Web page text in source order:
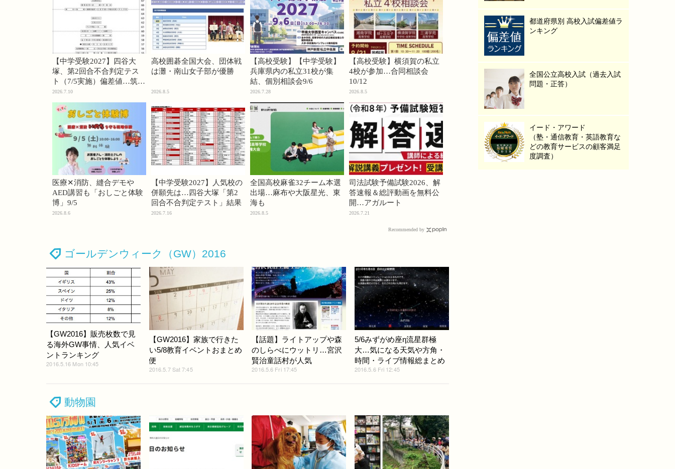
【中学受験2027】四谷大
塚、第2回合不合判定テス
ト（7/5実施）偏差値…筑駒
74・桜蔭70＜PR＞
2026.7.10
高校囲碁全国大会、団体戦
は灘・南山女子部が優勝
2026.8.5
【高校受験】【中学受験】
兵庫県内の私立31校が集
結、個別相談会9/6
2026.7.28
【高校受験】横須賀の私立
4校が参加…合同相談会
10/12
2026.8.5
医療✕消防、縫合デモや
AED講習も「おしごと体験
博」9/5
2026.8.6
【中学受験2027】人気校の
併願先は…四谷大塚「第2
回合不合判定テスト」結果
2026.7.16
全国高校麻雀32チーム本選
出場…麻布や大阪星光、東
海も
2026.8.5
司法試験予備試験2026、解
答速報＆総評動画を無料公
開…アガルート
2026.7.21
Recommended by
ゴールデンウィーク（GW）2016
【GW2016】販売枚数で見
る海外GW事情、人気イベ
ントランキング
2016.5.16 Mon 10:45
【GW2016】家族で行きた
い5/8教育イベントおまとめ
便
2016.5.7 Sat 7:45
【話題】ライトアップや森
のしらべにウットリ…宮沢
賢治童話村が人気
2016.5.6 Fri 17:45
5/6みずがめ座η流星群極
大…気になる天気や方角・
時間・ライブ情報総まとめ
2016.5.6 Fri 12:45
動物園
都道府県別 高校入試偏差値ラ
ンキング
全国公立高校入試（過去入試
問題・正答）
イード・アワード
（塾・通信教育・英語教育な
どの教育サービスの顧客満足
度調査）